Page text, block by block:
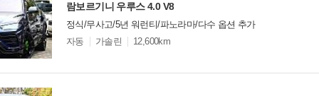
람보르기니 우루스 4.0 V8
정식/무사고/5년 워런티/파노라마/다수 옵션 추가
모
션
자동 가솔린 12,600km